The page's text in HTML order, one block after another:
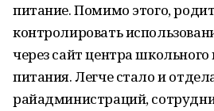
питание. Помимо этого,
контролировать
через сайт центра школьного
питания. Легче стало и
райадминистраций,